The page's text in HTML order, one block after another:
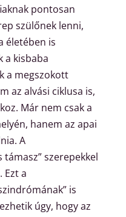
pontosan
szülőnek lenni,
életében is
a kisbaba
a megszokott
az alvási ciklusa is,
Már nem csak a
hanem az apai
A
támasz” szerepekkel
Ezt a
is
úgy, hogy az